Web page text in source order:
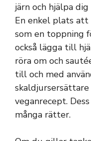
järn och hjälpa
En enkel plats
som en toppning
också lägga till
röra om och
till och med
veganrecept.
många rätter.